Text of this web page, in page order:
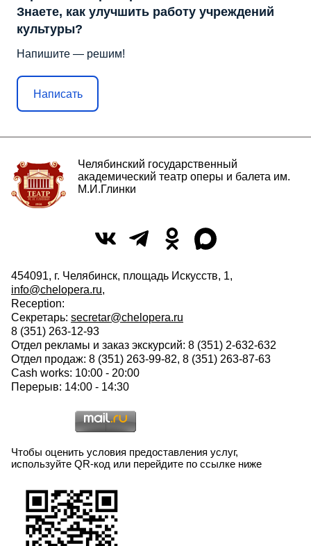
Знаете, как улучшить работу учреждений
культуры?
Напишите — решим!
Написать
Челябинский государственный
академический театр оперы и балета им.
М.И.Глинки
454091, г. Челябинск, площадь Искусств, 1,
info@chelopera.ru,
Reception:
Секретарь: secretar@chelopera.ru
8 (351) 263-12-93
Отдел рекламы и заказ экскурсий: 8 (351) 2-632-632
Отдел продаж: 8 (351) 263-99-82, 8 (351) 263-87-63
Cash works: 10:00 - 20:00
Перерыв: 14:00 - 14:30
Чтобы оценить условия предоставления услуг,
используйте QR-код или перейдите по ссылке ниже